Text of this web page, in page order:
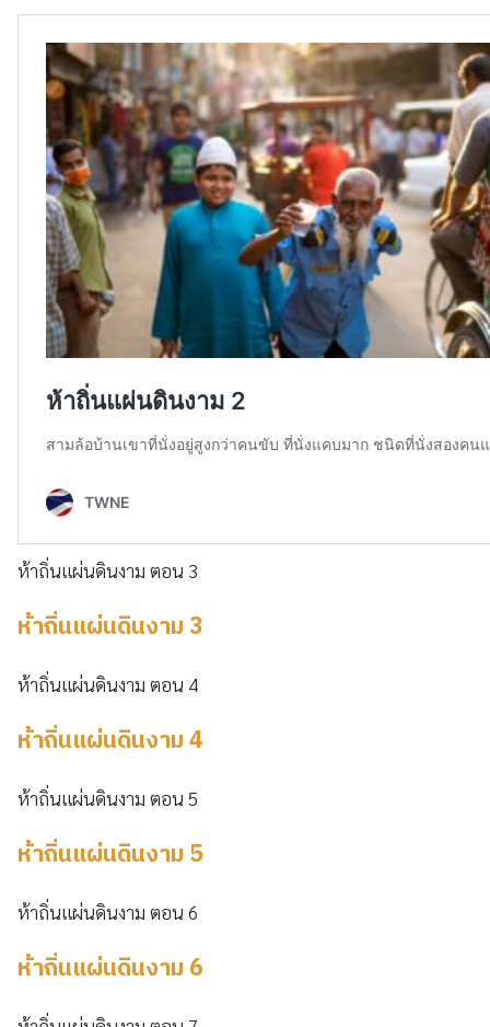
ห้าถิ่นแผ่นดินงาม ตอน 3
ห้าถิ่นแผ่นดินงาม 3
ห้าถิ่นแผ่นดินงาม ตอน 4
ห้าถิ่นแผ่นดินงาม 4
ห้าถิ่นแผ่นดินงาม ตอน 5
ห้าถิ่นแผ่นดินงาม 5
ห้าถิ่นแผ่นดินงาม ตอน 6
ห้าถิ่นแผ่นดินงาม 6